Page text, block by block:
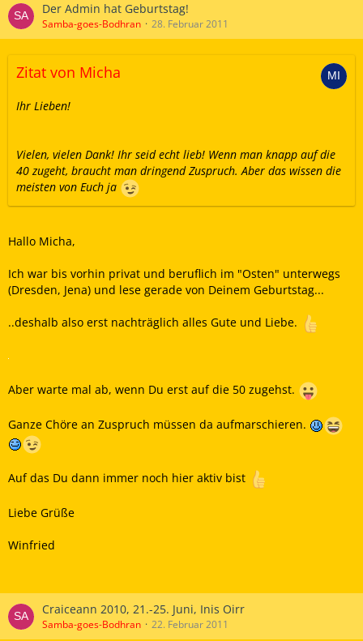
Der Admin hat Geburtstag!
Samba-goes-Bodhran 28. Februar 2011
Zitat von Micha
Ihr Lieben!
Vielen, vielen Dank! Ihr seid echt lieb! Wenn man knapp auf die
40 zugeht, braucht man dringend Zuspruch. Aber das wissen die
meisten von Euch ja
Hallo Micha,
Ich war bis vorhin privat und beruflich im "Osten" unterwegs
(Dresden, Jena) und lese gerade von Deinem Geburtstag...
..deshalb also erst nachträglich alles Gute und Liebe.
Aber warte mal ab, wenn Du erst auf die 50 zugehst.
Ganze Chöre an Zuspruch müssen da aufmarschieren.
Auf das Du dann immer noch hier aktiv bist
Liebe Grüße
Winfried
Craiceann 2010, 21.-25. Juni, Inis Oirr
Samba-goes-Bodhran 22. Februar 2011